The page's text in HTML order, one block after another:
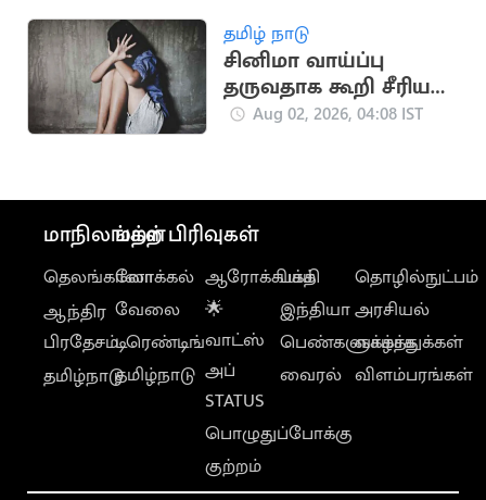
தமிழ் நாடு
சினிமா வாய்ப்பு
தருவதாக கூறி சீரியல்
நடிகைக்கு பாலியல்
Aug 02, 2026, 04:08 IST
மாநிலங்கள்
தெலங்கானா
ஆந்திர
பிரதேசம்
தமிழ்நாடு
மற்ற பிரிவுகள்
லோக்கல்
வேலை
டிரெண்டிங்
தமிழ்நாடு
ஆரோக்கியம்
🌟
வாட்ஸ்
அப்
STATUS
பொழுதுப்போக்கு
குற்றம்
பக்தி
இந்தியா
பெண்களுக்காக
வைரல்
தொழில்நுட்பம்
அரசியல்
வாழ்த்துக்கள்
விளம்பரங்கள்